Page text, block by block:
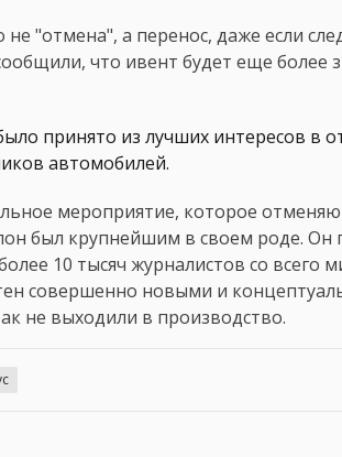
не "отмена", а перенос, даже если
что ивент будет еще
принято из лучших интересов в
автомобилей.
мероприятие, которое
был крупнейшим в своем роде. Он
10 тысяч журналистов со всего
совершенно новыми и
не выходили в производство.